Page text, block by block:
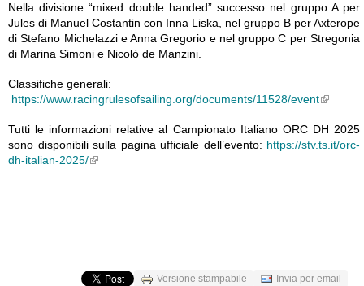
Nella divisione “mixed double handed” successo nel gruppo A per
Jules di Manuel Costantin con Inna Liska, nel gruppo B per Axterope
di Stefano Michelazzi e Anna Gregorio e nel gruppo C per Stregonia
di Marina Simoni e Nicolò de Manzini.
Classifiche generali:
https://www.racingrulesofsailing.org/documents/11528/event
Tutti le informazioni relative al Campionato Italiano ORC DH 2025
sono disponibili sulla pagina ufficiale dell’evento: https://stv.ts.it/orc-
dh-italian-2025/
Versione stampabile Invia per email